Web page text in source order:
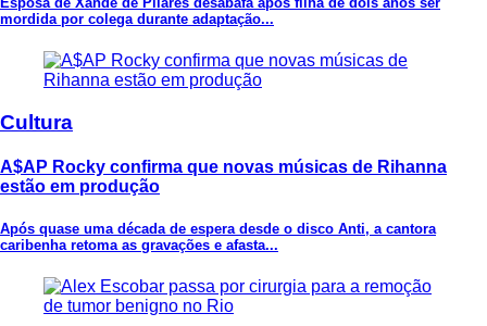
mordida por colega durante adaptação...
Cultura
A$AP Rocky confirma que novas músicas de Rihanna
estão em produção
Após quase uma década de espera desde o disco Anti, a cantora
caribenha retoma as gravações e afasta...